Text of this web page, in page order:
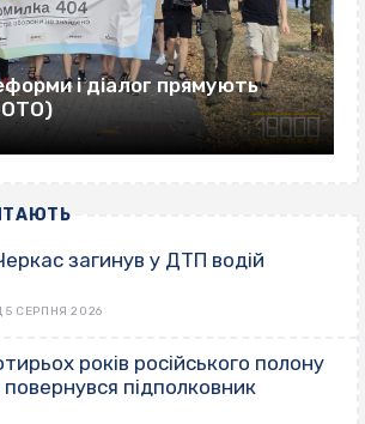
і діалог прямують
загинув у ДТП водій
5 СЕРПНЯ 2026
років російського полону
підполковник